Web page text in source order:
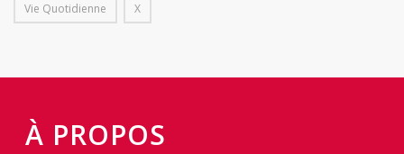
Vie Quotidienne X
À PROPOS